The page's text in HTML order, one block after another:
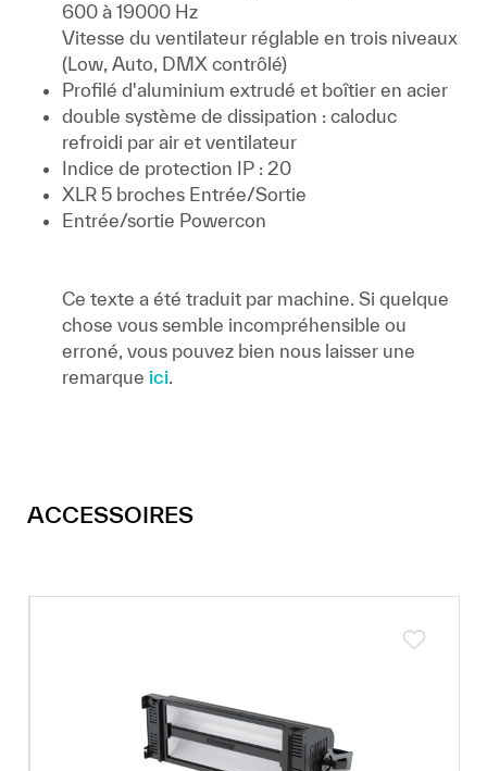
600 à 19000 Hz
Vitesse du ventilateur réglable en trois niveaux
(Low, Auto, DMX contrôlé)
Profilé d'aluminium extrudé et boîtier en acier
double système de dissipation : caloduc
refroidi par air et ventilateur
Indice de protection IP : 20
XLR 5 broches Entrée/Sortie
Entrée/sortie Powercon
Ce texte a été traduit par machine. Si quelque
chose vous semble incompréhensible ou
erroné, vous pouvez bien nous laisser une
remarque ici.
ACCESSOIRES